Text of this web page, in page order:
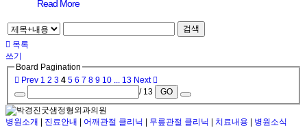
Read More
검색
목록
쓰기
Board Pagination
Prev 1 2 3 4 5 6 7 8 9 10 13 Next
/ 13
GO
병원소개 진료안내 어깨관절 클리닉 무릎관절 클리닉 치료내용 병원소식